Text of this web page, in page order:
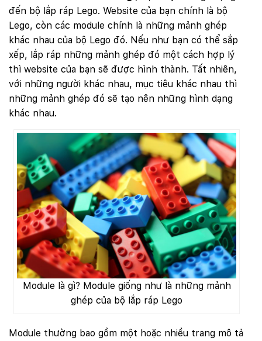
đến bộ lắp ráp Lego. Website của bạn chính là bộ
Lego, còn các module chính là những mảnh ghép
khác nhau của bộ Lego đó. Nếu như bạn có thể sắp
xếp, lắp ráp những mảnh ghép đó một cách hợp lý
thì website của bạn sẽ được hình thành. Tất nhiên,
với những người khác nhau, mục tiêu khác nhau thì
những mảnh ghép đó sẽ tạo nên những hình dạng
khác nhau.
Module là gì? Module giống như là những mảnh
ghép của bộ lắp ráp Lego
Module thường bao gồm một hoặc nhiều trang mô tả